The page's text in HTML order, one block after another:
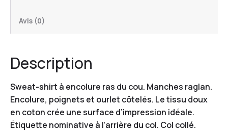
Avis (0)
Description
Sweat-shirt à encolure ras du cou. Manches raglan.
Encolure, poignets et ourlet côtelés. Le tissu doux
en coton crée une surface d’impression idéale.
Étiquette nominative à l’arrière du col. Col collé.